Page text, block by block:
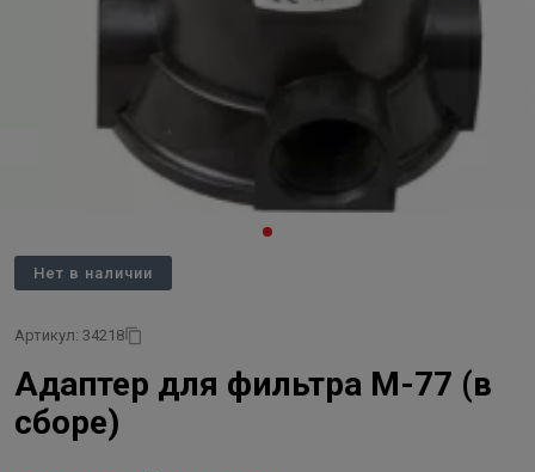
Нет в наличии
Артикул: 34218
Адаптер для фильтра М-77 (в
сборе)